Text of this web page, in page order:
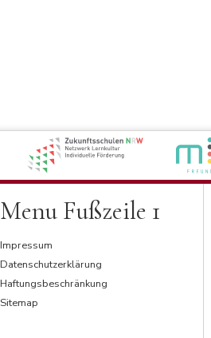
Menu Fußzeile 1
Impressum
Datenschutzerklärung
Haftungsbeschränkung
Sitemap